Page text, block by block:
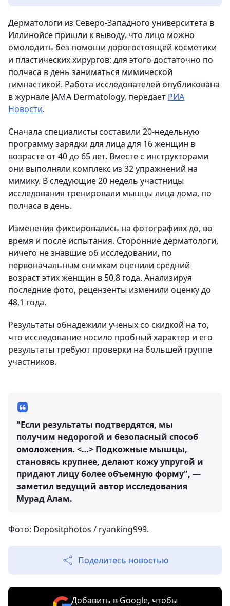
Дерматологи из Северо-Западного университета в
Иллинойсе пришли к выводу, что лицо можно
омолодить без помощи дорогостоящей косметики
и пластических хирургов: для этого достаточно по
полчаса в день заниматься мимической
гимнастикой. Работа исследователей опубликована
в журнале JAMA Dermatology, передает РИА
Новости.
Сначала специалисты составили 20-недельную
программу зарядки для лица для 16 женщин в
возрасте от 40 до 65 лет. Вместе с инструкторами
они выполняли комплекс из 32 упражнений на
мимику. В следующие 20 недель участницы
исследования тренировали мышцы лица дома, по
полчаса в день.
Изменения фиксировались на фотографиях до, во
время и после испытания. Сторонние дерматологи,
ничего не знавшие об исследовании, по
первоначальным снимкам оценили средний
возраст этих женщин в 50,8 года. Анализируя
последние фото, рецензенты изменили оценку до
48,1 года.
Результаты обнадежили ученых со скидкой на то,
что исследование носило пробный характер и его
результаты требуют проверки на большей группе
участников.
"Если результаты подтвердятся, мы
получим недорогой и безопасный способ
омоложения. <…> Подкожные мышцы,
становясь крупнее, делают кожу упругой и
придают лицу более объемную форму", —
заметил ведущий автор исследования
Мурад Алам.
Фото: Depositphotos / ryanking999.
Поделитесь новостью
Добавить в Google, чтобы